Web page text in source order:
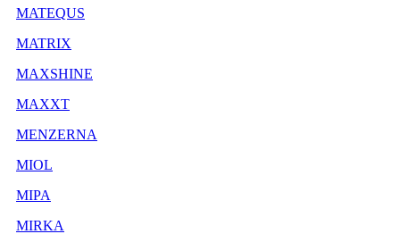
MATEQUS
MATRIX
MAXSHINE
MAXXT
MENZERNA
MIOL
MIPA
MIRKA